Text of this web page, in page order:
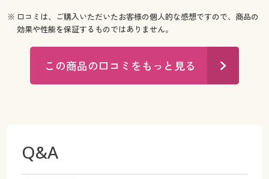
※ 口コミは、ご購入いただいたお客様の個人的な感想ですので、商品の
効果や性能を保証するものではありません。
この商品の口コミをもっと見る
Q&A